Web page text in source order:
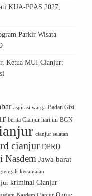
KUA-PPAS 2027,
Parkir Wisata
Ketua MUI Cianjur:
aspirasi warga Badan Gizi
berita Cianjur hari ini BGN
cianjur selatan
cianjur DPRD
Nasdem Jawa barat
kecamatan
kriminal Cianjur